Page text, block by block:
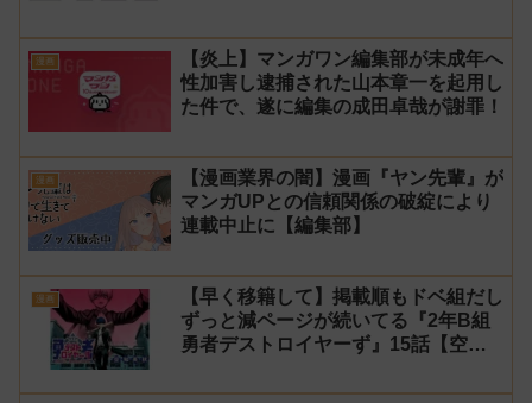
漫画
【炎上】マンガワン編集部が未成年へ
性加害し逮捕された山本章一を起用し
た件で、遂に編集の成田卓哉が謝罪！
漫画
【漫画業界の闇】漫画『ヤン先輩』が
マンガUPとの信頼関係の破綻により
連載中止に【編集部】
漫画
【早く移籍して】掲載順もドベ組だし
ずっと減ページが続いてる『2年B組
勇者デストロイヤーず』15話【空